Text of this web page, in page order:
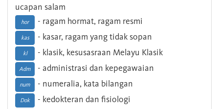
ucapan salam
hor - ragam hormat, ragam resmi
kas - kasar, ragam yang tidak sopan
kl - klasik, kesusasraan Melayu Klasik
Adm - administrasi dan kepegawaian
num - numeralia, kata bilangan
Dok - kedokteran dan fisiologi